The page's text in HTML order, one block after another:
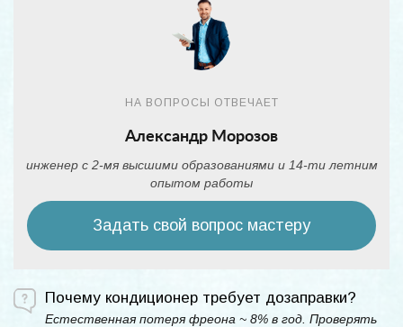
НА ВОПРОСЫ ОТВЕЧАЕТ
Александр Морозов
инженер с 2-мя высшими образованиями и 14-ти летним
опытом работы
Задать свой вопрос мастеру
Почему кондиционер требует дозаправки?
Естественная потеря фреона ~ 8% в год. Проверять